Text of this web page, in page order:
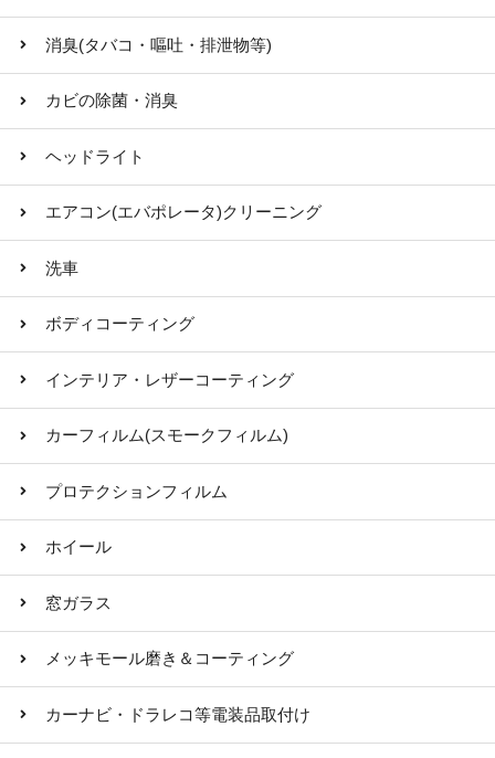
消臭(タバコ・嘔吐・排泄物等)
カビの除菌・消臭
ヘッドライト
エアコン(エバポレータ)クリーニング
洗車
ボディコーティング
インテリア・レザーコーティング
カーフィルム(スモークフィルム)
プロテクションフィルム
ホイール
窓ガラス
メッキモール磨き＆コーティング
カーナビ・ドラレコ等電装品取付け